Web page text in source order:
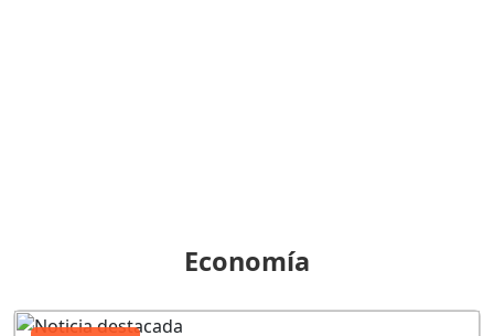
Superintendencia de Bancos